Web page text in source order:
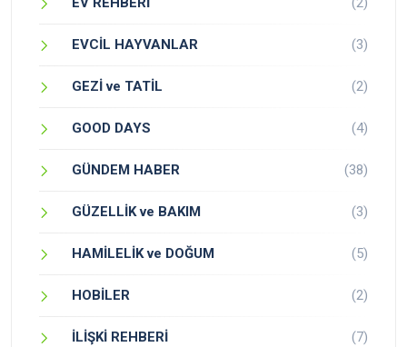
EVCİL HAYVANLAR (3)
GEZİ ve TATİL (2)
GOOD DAYS (4)
GÜNDEM HABER (38)
GÜZELLİK ve BAKIM (3)
HAMİLELİK ve DOĞUM (5)
HOBİLER (2)
İLİŞKİ REHBERİ (7)